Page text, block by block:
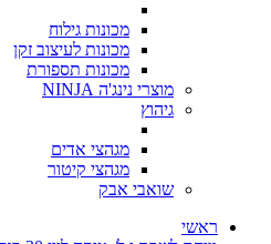
מכונות גילוח
מכונות לעיצוב זקן
מכונות תספורת
מוצרי נינג'ה NINJA
גיהוץ
מגהצי אדים
מגהצי קיטור
שואבי אבק
ראשי